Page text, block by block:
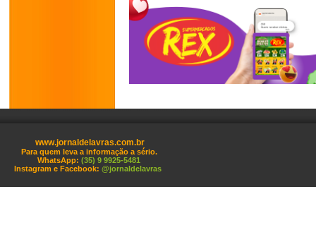
www.jornaldelavras.com.br
Para quem leva a informação a sério.
WhatsApp: (35) 9 9925-5481
Instagram e Facebook: @jornaldelavras